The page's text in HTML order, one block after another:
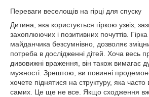
Переваги веселощів на гірці для спуску
Дитина, яка користується гіркою узвіз,
захоплюючих і позитивних почуттів.
майданчика безсумнівно, дозволяє
потреба в дослідженні дітей. Хоча весь
дивовижні враження, він також вимагає
мужності. Зрештою, ви повинні
хочете піднятися на структуру, яка
самих. Це ще не все. Якщо сходження